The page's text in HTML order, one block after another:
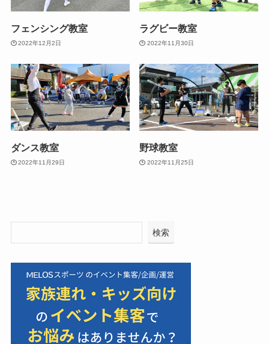
フェンシング教室
2022年12月2日
ラグビー教室
2022年11月30日
ダンス教室
2022年11月29日
野球教室
2022年11月25日
検索